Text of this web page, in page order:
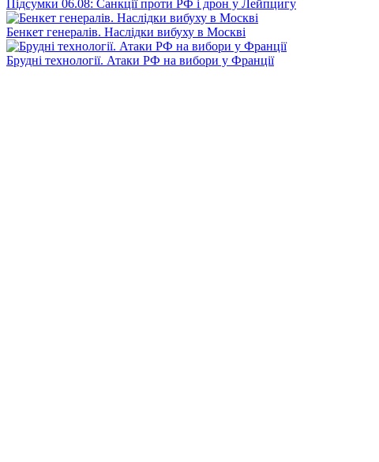
Підсумки 06.08: Санкції проти РФ і дрон у Лейпцигу
Бенкет генералів. Наслідки вибуху в Москві
Брудні технології. Атаки РФ на вибори у Франції